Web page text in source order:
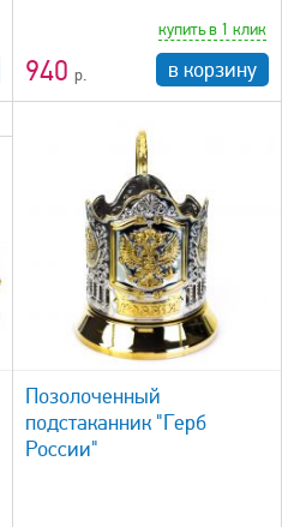
940
купить в 1 клик
в корзину
Позолоченный
подстаканник "Герб
России"